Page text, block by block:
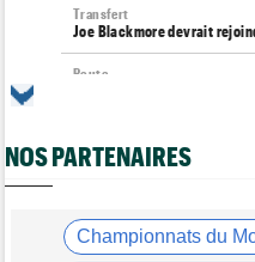
Transfert
Joe Blackmore devrait
Route
Tour de France Femmes
Horaires et chaînes… La
Blessé, le Belge Toon Aerts,
NOS PARTENAIRES
Championnats du